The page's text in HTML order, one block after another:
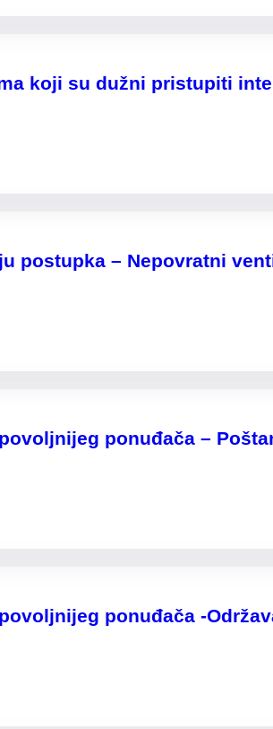
koji su dužni pristupiti
postupka – Nepovratni
ponuđača –
ponuđača -